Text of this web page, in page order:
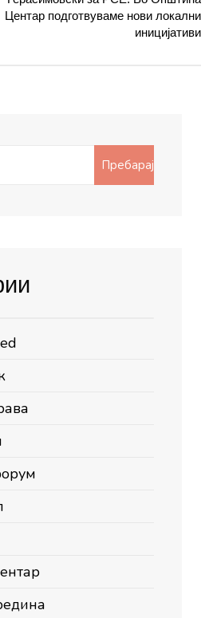
Центар подготвуваме нови локални
иницијативи
Пребарај